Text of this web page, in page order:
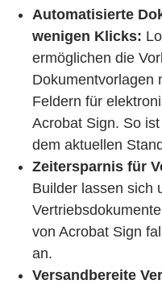
Automatisierte
wenigen Klicks:
ermöglichen die
Dokumentvorlagen
Feldern für
Acrobat Sign. So
dem aktuellen
Zeitersparnis für
Builder lassen sich
von Acrobat Sign
an.
Versandbereite